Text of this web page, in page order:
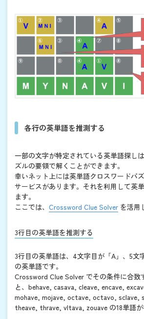
各行の英単語を推測する
一部の文字が特定されている英単語探し
ズルの要領で解くことができます。
幸いネット上には英単語クロスワードパ
サービスがあります。それを利用して英
ます。
ここでは、 Crossword Clue Solver を活用
3行目の英単語を推測する
3行目の英単語は、4文字目が「A」、5文
の英単語です。
Crossword Clue Solver でその条件に合致
と、behave, casava, cleave, encave,
mohave, mojave, octave, octavo, sclave,
theave, thrave, vltava, zouave の18単語が